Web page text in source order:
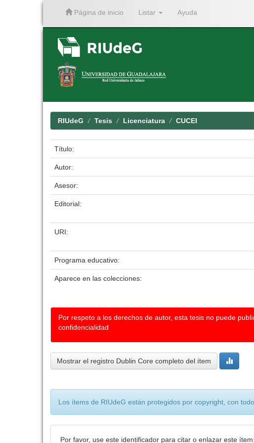
Página de inicio Listar Ayuda
RIUdeG Tesis Licenciatura CUCEI
Título:
Autor:
Asesor:
Editorial:
URI:
Programa educativo:
Aparece en las colecciones:
Por respeto a los derechos de autor, esta tesis no puede
confidencialidad
Mostrar el registro Dublin Core completo del ítem
Los ítems de RIUdeG están protegidos por copyright, con
Por favor, use este identificador para citar o enlazar este ítem: